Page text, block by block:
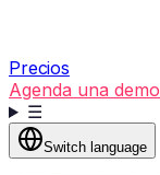
Precios
Agenda una demo
☰
Switch language